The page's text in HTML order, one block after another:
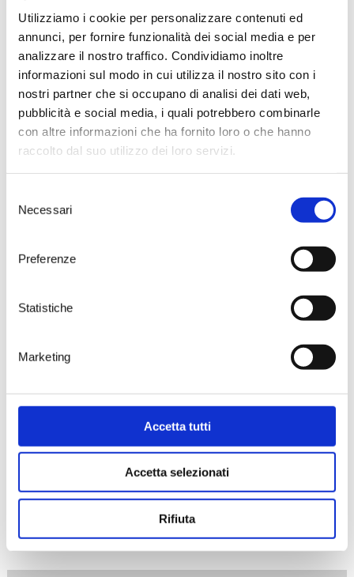
Utilizziamo i cookie per personalizzare contenuti ed
annunci, per fornire funzionalità dei social media e per
analizzare il nostro traffico. Condividiamo inoltre
informazioni sul modo in cui utilizza il nostro sito con i
nostri partner che si occupano di analisi dei dati web,
pubblicità e social media, i quali potrebbero combinarle
con altre informazioni che ha fornito loro o che hanno
raccolto dal suo utilizzo dei loro servizi.
delNecessari
Preferenze
Statistiche
Marketing
Accetta tutti
Accetta selezionati
Rifiuta
Saturnino
375ml
Negroamaro
DOC BRINDISI
> DISCOVER / BUY
Punta Aquila
Magnum
Primitivo
IGT SALENTO
Torre Testa
Susumaniello
DOC BRINDISI
Visellio
Magnum
Primitivo
IGT SALENTO
> DISCOVER / BUY